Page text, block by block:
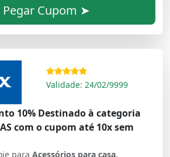
Pegar Cupom ➤
Validade: 24/02/9999
10% Destinado à categoria
com o cupom até 10x sem
para Acessórios para casa,